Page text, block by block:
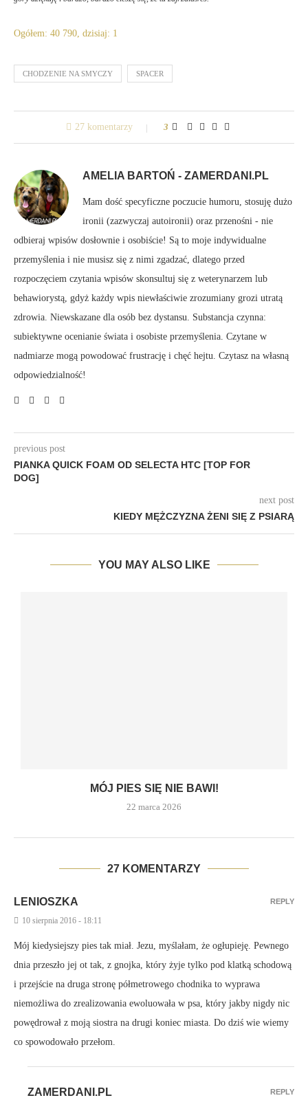
Ogółem: 40 790, dzisiaj: 1
CHODZENIE NA SMYCZY SPACER
27 komentarzy 3
AMELIA BARTOŃ - ZAMERDANI.PL
Mam dość specyficzne poczucie humoru, stosuję dużo
ironii (zazwyczaj autoironii) oraz przenośni - nie
odbieraj wpisów dosłownie i osobiście! Są to moje indywidualne
przemyślenia i nie musisz się z nimi zgadzać, dlatego przed
rozpoczęciem czytania wpisów skonsultuj się z weterynarzem lub
behawiorystą, gdyż każdy wpis niewłaściwie zrozumiany grozi utratą
zdrowia. Niewskazane dla osób bez dystansu. Substancja czynna:
subiektywne ocenianie świata i osobiste przemyślenia. Czytane w
nadmiarze mogą powodować frustrację i chęć hejtu. Czytasz na własną
odpowiedzialność!
previous post
PIANKA QUICK FOAM OD SELECTA HTC [TOP FOR
DOG]
next post
KIEDY MĘŻCZYZNA ŻENI SIĘ Z PSIARĄ
YOU MAY ALSO LIKE
MÓJ PIES SIĘ NIE BAWI!
22 marca 2026
27 KOMENTARZY
LENIOSZKA
10 sierpnia 2016 - 18:11
Mój kiedysiejszy pies tak miał. Jezu, myślałam, że ogłupieję. Pewnego
dnia przeszło jej ot tak, z gnojka, który żyje tylko pod klatką schodową
i przejście na druga stronę półmetrowego chodnika to wyprawa
niemożliwa do zrealizowania ewoluowała w psa, który jakby nigdy nic
powędrował z moją siostra na drugi koniec miasta. Do dziś wie wiemy
co spowodowało przełom.
REPLY
ZAMERDANI.PL REPLY